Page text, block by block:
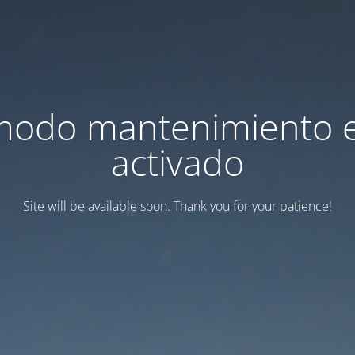
mantenimiento
activado
Site will be available soon. Thank you for your patience!